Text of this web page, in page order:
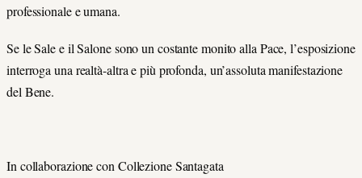
professionale e umana.
Se le Sale e il Salone sono un costante monito alla Pace, l’esposizione
interroga una realtà-altra e più profonda, un’assoluta manifestazione
del Bene.
In collaborazione con Collezione Santagata